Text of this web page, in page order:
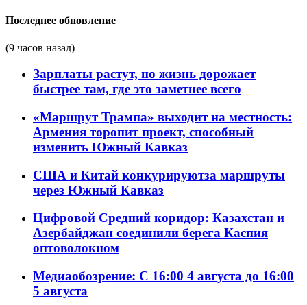
Последнее обновление
(9 часов назад)
Зарплаты растут, но жизнь дорожает
быстрее там, где это заметнее всего
«Маршрут Трампа» выходит на местность:
Армения торопит проект, способный
изменить Южный Кавказ
США и Китай конкурируютза маршруты
через Южный Кавказ
Цифровой Средний коридор: Казахстан и
Азербайджан соединили берега Каспия
оптоволокном
Медиаобозрение: С 16:00 4 августа до 16:00
5 августа